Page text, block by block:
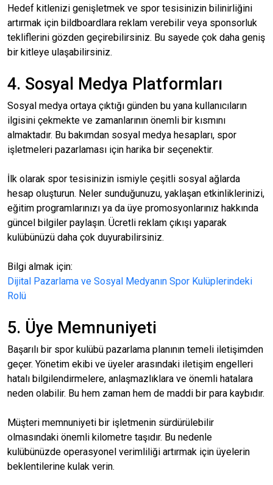
Hedef kitlenizi genişletmek ve spor tesisinizin bilinirliğini
artırmak için bildboardlara reklam verebilir veya sponsorluk
tekliflerini gözden geçirebilirsiniz. Bu sayede çok daha geniş
bir kitleye ulaşabilirsiniz.
4. Sosyal Medya Platformları
Sosyal medya ortaya çıktığı günden bu yana kullanıcıların
ilgisini çekmekte ve zamanlarının önemli bir kısmını
almaktadır. Bu bakımdan sosyal medya hesapları, spor
işletmeleri pazarlaması için harika bir seçenektir.
İlk olarak spor tesisinizin ismiyle çeşitli sosyal ağlarda
hesap oluşturun. Neler sunduğunuzu, yaklaşan etkinliklerinizi,
eğitim programlarınızı ya da üye promosyonlarınız hakkında
güncel bilgiler paylaşın. Ücretli reklam çıkışı yaparak
kulübünüzü daha çok duyurabilirsiniz.
Bilgi almak için:
Dijital Pazarlama ve Sosyal Medyanın Spor Kulüplerindeki
Rolü
5. Üye Memnuniyeti
Başarılı bir spor kulübü pazarlama planının temeli iletişimden
geçer. Yönetim ekibi ve üyeler arasındaki iletişim engelleri
hatalı bilgilendirmelere, anlaşmazlıklara ve önemli hatalara
neden olabilir. Bu hem zaman hem de maddi bir para kaybıdır.
Müşteri memnuniyeti bir işletmenin sürdürülebilir
olmasındaki önemli kilometre taşıdır. Bu nedenle
kulübünüzde operasyonel verimliliği artırmak için üyelerin
beklentilerine kulak verin.